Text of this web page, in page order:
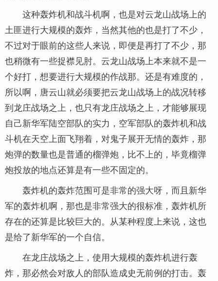
这种轰炸机和战斗机啊，也是对云龙山战场上的
土匪进行大规模的轰炸，当然其他的也是打了不少，
不过对于眼前的这些人来说，即便是再打了不少，那
也稍微有一些捉襟见肘。云龙山战场上本来就不是一
个好打，想要进行大规模的作战那。还是有难度的，
所以啊，唐云山就必须要把云龙山战场上的战况转移
到龙庄战场之上，也只有龙庄战场之上，才能够展现
自己新华军陆空部队的实力，空军部队的轰炸机和战
斗机在天空上面飞翔着，对鬼子展开无情的轰炸，那
炮弹的数量也是普通的榴弹炮，比不上的，毕竟榴弹
炮投放的地点还算是有一些不固定的。
轰炸机的轰炸范围可是非常的强大呀，而且新华
军的轰炸机啊，那也是非常强大的很标准，轰炸机所
存在的还算是比较巨大的。从某种程度上来说，这也
是给了新华军的一个自信。
在龙庄战场之上，使用大规模的轰炸机进行轰
炸，那必然会对敌人的部队造成史无前例的打击。轰